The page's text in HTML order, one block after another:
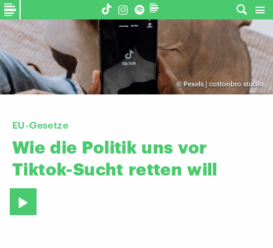
© Pexels | cottonbro studio
EU-Gesetze
Wie die Politik uns vor
Tiktok-Sucht retten will